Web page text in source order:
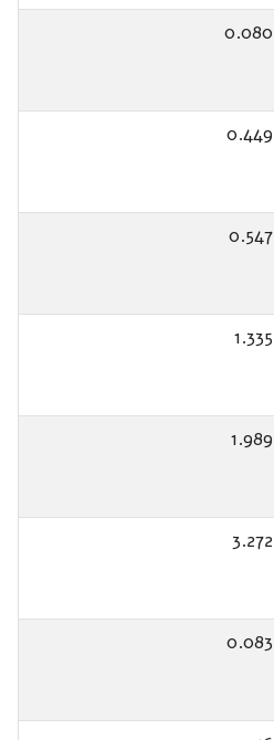
0.080
0.449
0.547
1.335
1.989
3.272
0.083